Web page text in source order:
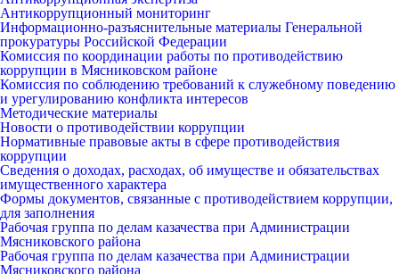
Антикоррупционный мониторинг
Информационно-разъяснительные материалы Генеральной
прокуратуры Российской Федерации
Комиссия по координации работы по противодействию
коррупции в Мясниковском районе
Комиссия по соблюдению требований к служебному поведению
и урегулированию конфликта интересов
Методические материалы
Новости о противодействии коррупции
Нормативные правовые акты в сфере противодействия
коррупции
Сведения о доходах, расходах, об имуществе и обязательствах
имущественного характера
Формы документов, связанные с противодействием коррупции,
для заполнения
Рабочая группа по делам казачества при Администрации
Мясниковского района
Рабочая группа по делам казачества при Администрации
Мясниковского района